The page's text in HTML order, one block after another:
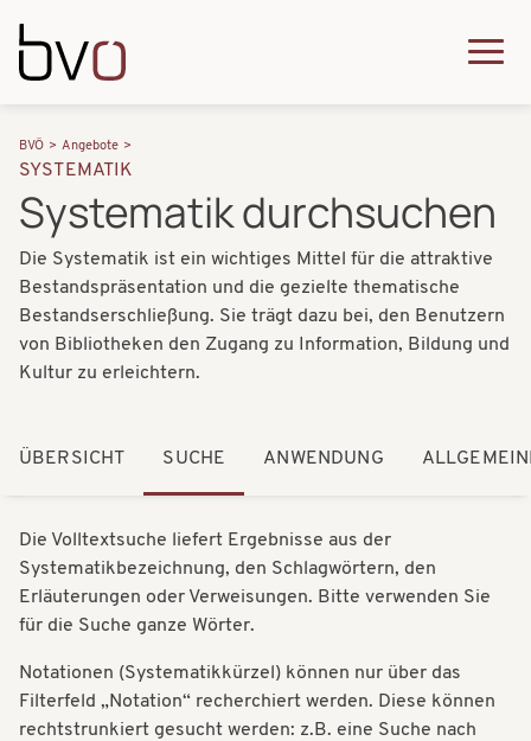
k
m
e
n
u
t
n
i
a
t
i
n
P
f
a
d
n
a
v
g
t
i
o
n
BVÖ Angebote
SYSTEMATIK
Systematik durchsuchen
Die Systematik ist ein wichtiges Mittel für die attraktive
Bestandspräsentation und die gezielte thematische
Bestandserschließung. Sie trägt dazu bei, den Benutzern
von Bibliotheken den Zugang zu Information, Bildung und
Kultur zu erleichtern.
ÜBERSICHT SUCHE ANWENDUNG
Die Volltextsuche liefert Ergebnisse aus der
Systematikbezeichnung, den Schlagwörtern, den
Erläuterungen oder Verweisungen. Bitte verwenden Sie
für die Suche ganze Wörter.
Notationen (Systematikkürzel) können nur über das
Filterfeld „Notation“ recherchiert werden. Diese können
rechtstrunkiert gesucht werden: z.B. eine Suche nach